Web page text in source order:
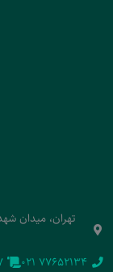
تهران، میدان
‭021 77652134‬